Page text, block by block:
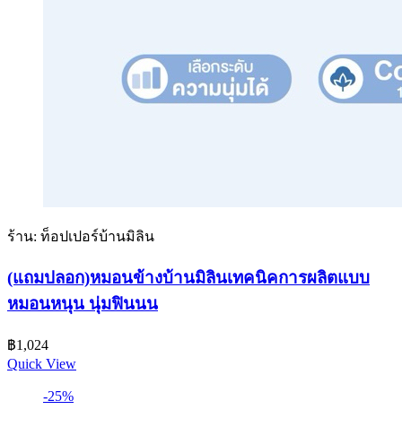
ร้าน: ท็อปเปอร์บ้านมิลิน
(แถมปลอก)หมอนข้างบ้านมิลินเทคนิคการผลิตแบบ
หมอนหนุน นุ่มฟินนน
฿1,024
Quick View
-25%